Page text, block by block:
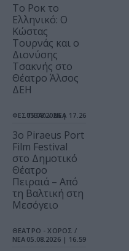
Το Ροκ το
Ελληνικό: Ο
Κώστας
Τουρνάς και ο
Διονύσης
Τσακνής στο
Θέατρο Άλσος
ΔΕΗ
ΦΕΣΤΙΒΑΛ / ΝΕΑ
05.08.2026 | 17.26
3o Piraeus Port
Film Festival
στο Δημοτικό
Θέατρο
Πειραιά – Από
τη Βαλτική στη
Μεσόγειο
ΘΕΑΤΡΟ - ΧΟΡΟΣ /
ΝΕΑ 05.08.2026 | 16.59